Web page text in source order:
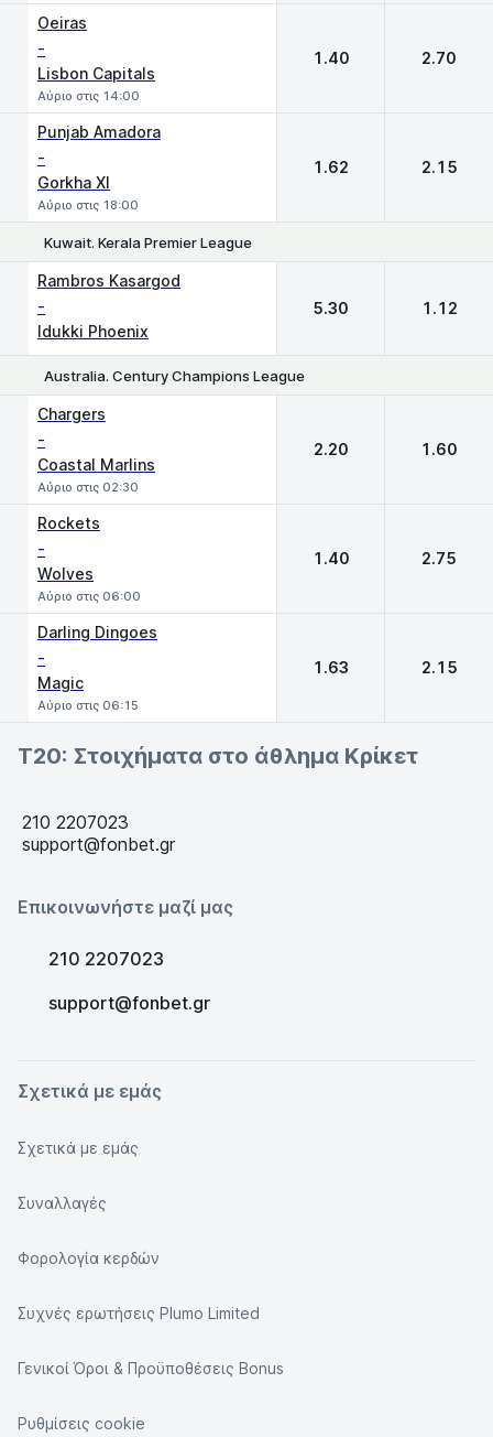
Oeiras
-
Lisbon Capitals
Αύριο στις 14:00
1.40 2.70
Punjab Amadora
-
Gorkha XI
Αύριο στις 18:00
1.62 2.15
Kuwait. Kerala Premier League
Rambros Kasargod
-
Idukki Phoenix
5.30 1.12
Australia. Century Champions League
Chargers
-
Coastal Marlins
Αύριο στις 02:30
2.20 1.60
Rockets
-
Wolves
Αύριο στις 06:00
1.40 2.75
Darling Dingoes
-
Magic
Αύριο στις 06:15
1.63 2.15
T20: Στοιχήματα στο άθλημα Κρίκετ
210 2207023
support@fonbet.gr
Επικοινωνήστε μαζί μας
210 2207023
support@fonbet.gr
Σχετικά με εμάς
Σχετικά με εμάς
Συναλλαγές
Φορολογία κερδών
Συχνές ερωτήσεις Plumo Limited
Γενικοί Όροι & Προϋποθέσεις Bonus
Ρυθμίσεις cookie